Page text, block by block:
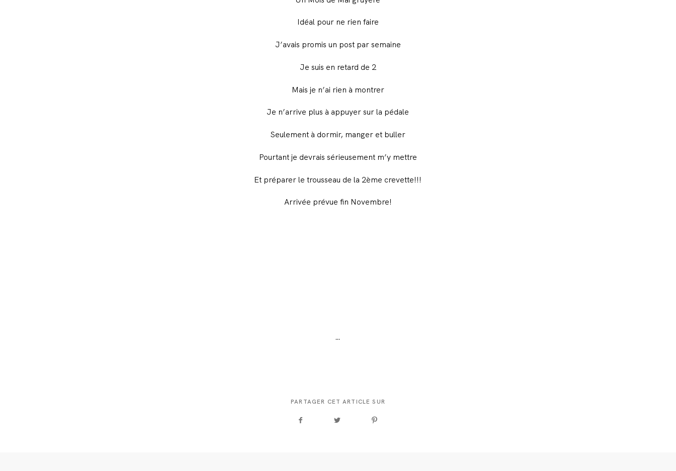
Idéal pour ne rien faire
J’avais promis un post par semaine
Je suis en retard de 2
Mais je n’ai rien à montrer
Je n’arrive plus à appuyer sur la pédale
Seulement à dormir, manger et buller
Pourtant je devrais sérieusement m’y mettre
Et préparer le trousseau de la 2ème crevette!!!
Arrivée prévue fin Novembre!
…
PARTAGER CET ARTICLE SUR